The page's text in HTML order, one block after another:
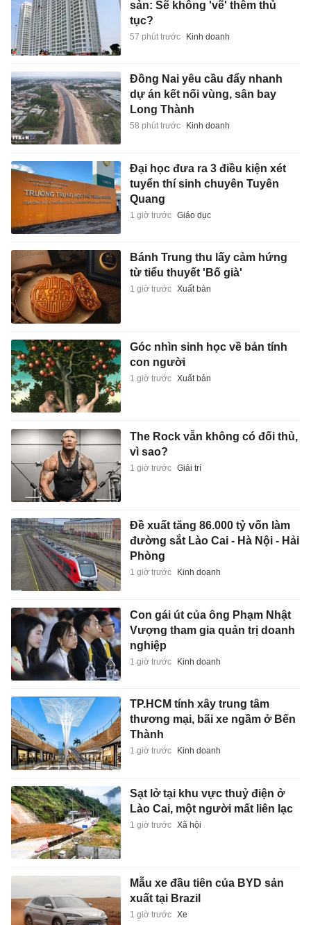
sản: Sẽ không 'vẽ' thêm thủ
tục?
57 phút trước Kinh doanh
Đồng Nai yêu cầu đẩy nhanh
dự án kết nối vùng, sân bay
Long Thành
58 phút trước Kinh doanh
Đại học đưa ra 3 điều kiện xét
tuyển thí sinh chuyên Tuyên
Quang
1 giờ trước Giáo dục
Bánh Trung thu lấy cảm hứng
từ tiểu thuyết 'Bố già'
1 giờ trước Xuất bản
Góc nhìn sinh học về bản tính
con người
1 giờ trước Xuất bản
The Rock vẫn không có đối thủ,
vì sao?
1 giờ trước Giải trí
Đề xuất tăng 86.000 tỷ vốn làm
đường sắt Lào Cai - Hà Nội - Hải
Phòng
1 giờ trước Kinh doanh
Con gái út của ông Phạm Nhật
Vượng tham gia quản trị doanh
nghiệp
1 giờ trước Kinh doanh
TP.HCM tính xây trung tâm
thương mại, bãi xe ngầm ở Bến
Thành
1 giờ trước Kinh doanh
Sạt lở tại khu vực thuỷ điện ở
Lào Cai, một người mất liên lạc
1 giờ trước Xã hội
Mẫu xe đầu tiên của BYD sản
xuất tại Brazil
1 giờ trước Xe